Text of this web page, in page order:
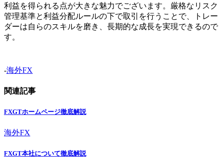
利益を得られる点が大きな魅力でございます。厳格なリスク
管理基準と利益分配ルールの下で取引を行うことで、トレー
ダーは自らのスキルを磨き、長期的な成長を実現できるので
す。
-海外FX
関連記事
FXGTホームページ徹底解説
海外FX
FXGT本社について徹底解説